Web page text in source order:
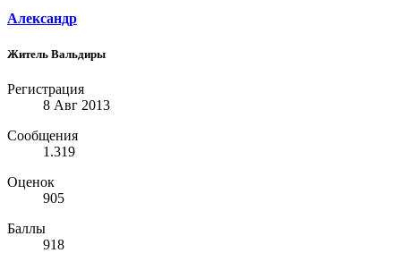
Александр
Житель Вальдиры
Регистрация
8 Авг 2013
Сообщения
1.319
Оценок
905
Баллы
918